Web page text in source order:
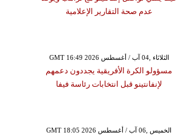
عدم صحة التقارير الإعلامية
GMT 16:49 2026 الثلاثاء ,04 آب / أغسطس
مسؤولو الكرة الأفريقية يجددون دعمهم
لإنفانتينو قبل انتخابات رئاسة فيفا
GMT 18:05 2026 الخميس ,06 آب / أغسطس